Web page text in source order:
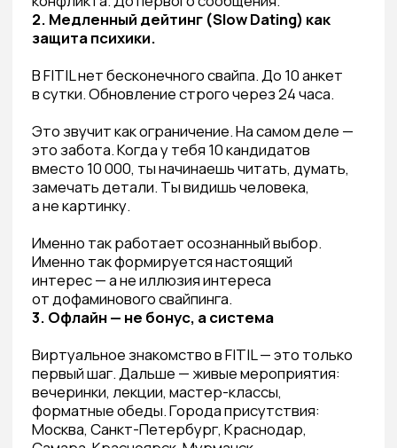
Средний пользователь дейтинг-
приложения проводит в них 90 минут
в день — и большинство из этого времени
700+ пар познакомились через FITIL
и создали семью. Это не маркетинговая
историями.
СТОИТ ЛИ ВООБЩЕ ИСКАТЬ
«ЗАМЕНУ» — ИЛИ ЛУЧШЕ
НАЙТИ ЧТО-ТО СВОЁ?
Замена Bumble в России существует.
Но лучший вопрос не «что похоже
на Bumble», а «что подходит мне сейчас».
Если тебе 28, 35 или 43 года. Если ты устал
от поверхностных контактов. Если
ты хочешь встретить человека, с которым
будет не просто хорошо на первом
свидании, но и через десять лет — то тебе
нужна не замена старого инструмента. Тебе
нужен новый подход.
ты скачиваешь и забываешь.
Это среда,
в которую ты входишь осознанно.
Пройди психологический тест при
регистрации — уже на этом этапе ты узнаешь
о себе кое-что важное. Познакомься
с анкетами людей, которые совпадают
с тобой по ценностям. И приходи на живое
мероприятие — там и начинается настоящее.